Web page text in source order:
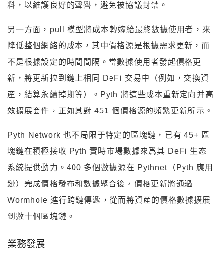
料，以維護良好的聲譽，避免被協議封禁。
另一方面，pull 模型將成本轉嫁給最終數據使用者，來
降低整個網絡的成本，其中價格源是根據需求更新，而
不是根據設定的時間間隔。當數據使用者發起價格更
新，將更新拉到鏈上相同 DeFi 交易中（例如，交換資
産，結算永續掉期等）。Pyth 將這些成本重新定向并高
效擴展套件，正如其對 451 個價格源的頻繁更新所示。
Pyth Network 也不局限于特定的區塊鏈，已有 45+ 區
塊鏈在積極接收 Pyth 實時市場數據來爲其 DeFi 生态
系統提供動力。400 多個數據源在 Pythnet（Pyth 應用
鏈）完成價格發布和數據聚合後，價格更新將通過
Wormhole 進行跨鏈傳遞，從而將資産的價格數據擴展
到數十個區塊鏈。
業務發展